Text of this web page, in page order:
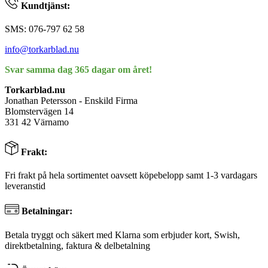
Kundtjänst:
SMS: 076-797 62 58
info@torkarblad.nu
Svar samma dag 365 dagar om året!
Torkarblad.nu
Jonathan Petersson - Enskild Firma
Blomstervägen 14
331 42 Värnamo
Frakt:
Fri frakt på hela sortimentet oavsett köpebelopp samt 1-3 vardagars
leveranstid
Betalningar:
Betala tryggt och säkert med Klarna som erbjuder kort, Swish,
direktbetalning, faktura & delbetalning